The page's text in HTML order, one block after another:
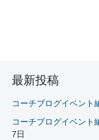
最新投稿
コーチブログイベント
コーチブログイベント
7日